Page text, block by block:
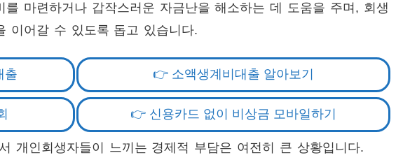
마련하거나 갑작스러운 자금난을 해소하는 데 도움을 주며, 회생
이어갈 수 있도록 돕고 있습니다.
출 👉 소액생계비대출 알아보기
👉 신용카드 없이 비상금 모바일하기
개인회생자들이 느끼는 경제적 부담은 여전히 큰 상황입니다.